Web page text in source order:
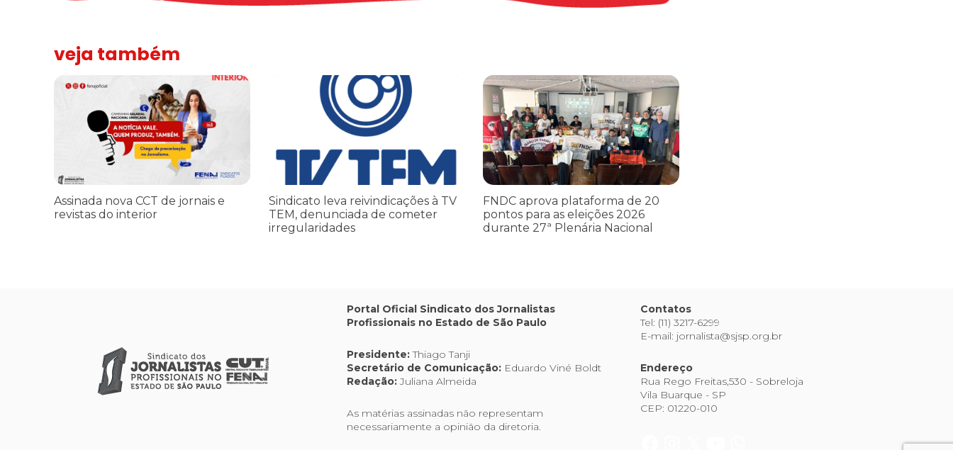
veja também
Assinada nova CCT de jornais e revistas do interior
Assinada nova CCT de jornais e
revistas do interior
Sindicato leva reivindicações à TV TEM, denunciada de cometer irregularidades
Sindicato leva reivindicações à TV
TEM, denunciada de cometer
irregularidades
FNDC aprova plataforma de 20 pontos para as eleições 2026 durante 27ª Plenária Nacional
FNDC aprova plataforma de 20
pontos para as eleições 2026
durante 27ª Plenária Nacional
Portal Oficial Sindicato dos Jornalistas
Profissionais no Estado de São Paulo
Presidente:Thiago Tanji
Secretário de Comunicação: Eduardo Viné Boldt
Redação:Juliana Almeida
As matérias assinadas não representam
necessariamente a opinião da diretoria.
Contatos
Tel: (11) 3217-6299
E-mail: jornalista@sjsp.org.br
Endereço
Rua Rego Freitas,530 - Sobreloja
Vila Buarque - SP
CEP: 01220-010